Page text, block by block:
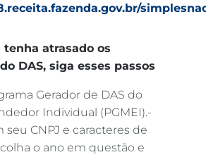
tenha atrasado os
DAS, siga esses passos
Gerador de DAS do
Individual (PGMEI).-
seu CNPJ e caracteres de
o ano em questão e